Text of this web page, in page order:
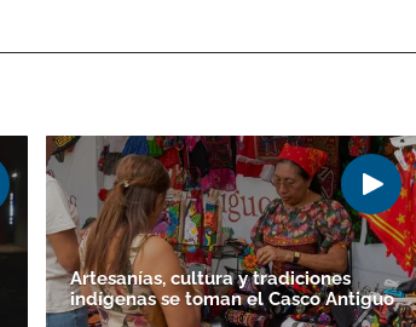
Artesanías, cultura y tradiciones
indígenas se toman el Casco Antiguo